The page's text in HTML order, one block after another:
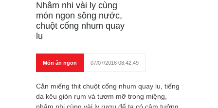
Nhâm nhi vài ly cùng
món ngon sông nước,
chuột cống nhum quay
lu
Món ăn ngon 07/07/2016 08:42:49
Cắn miếng thịt chuột cống nhum quay lu, tiếng
da kêu giòn rụm và tươm mỡ trong miệng,